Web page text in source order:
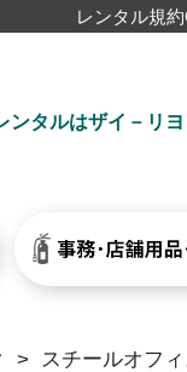
レンタル規約
ンタルはザイ－リ
> スチールオフ